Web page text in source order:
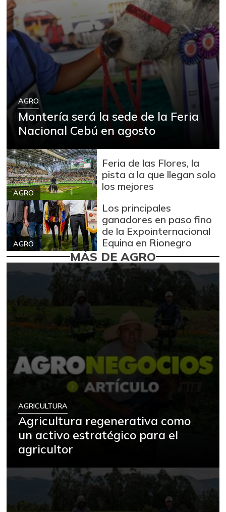
AGRO
Montería será la sede de la Feria
Nacional Cebú en agosto
AGRO
Feria de las Flores, la
pista a la que llegan solo
los mejores
AGRO
Los principales
ganadores en paso fino
de la Expointernacional
Equina en Rionegro
MÁS DE AGRO
AGRICULTURA
Agricultura regenerativa como
un activo estratégico para el
agricultor